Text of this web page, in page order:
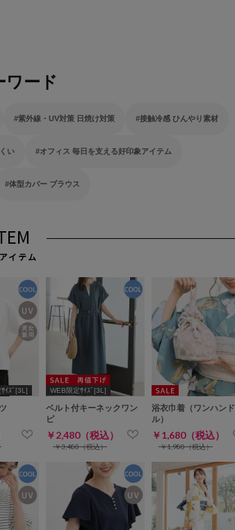
ワード
紫外線・UV対策 日焼け対策 接触冷感 ひんやり素材
い オフィス 毎日を支える好印象アイテム
体型カバー ブラウス
イテム
ｲｽﾞ[3L] WEB限定ｻｲｽﾞ[3L]
ベルト付キーネックワン
ピ
￥2,480（税込）
￥3,480（税込）
浴衣巾着（ワンハンド
ル）
￥1,680（税込）
￥1,980（税込）